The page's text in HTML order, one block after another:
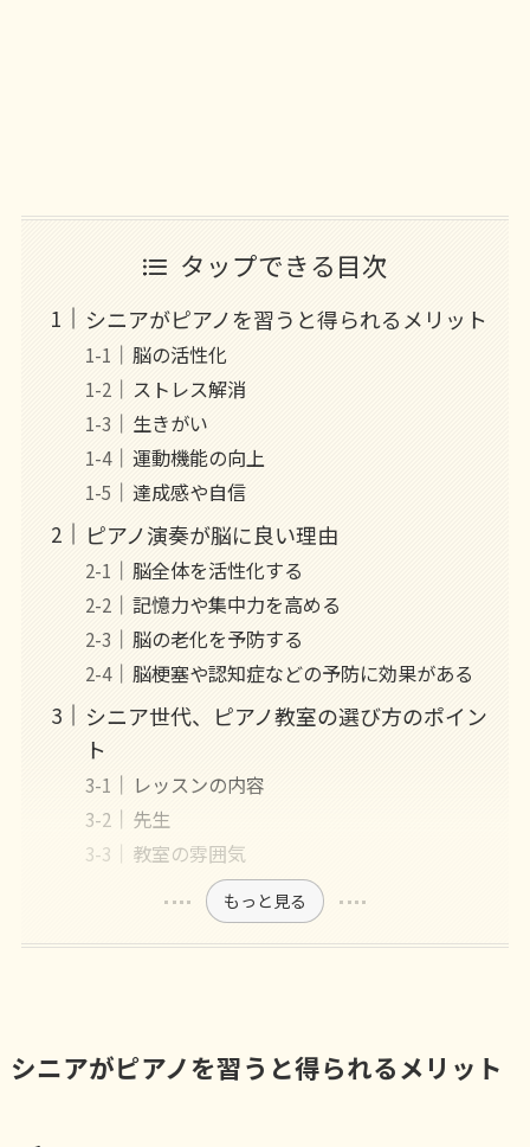
タップできる目次
シニアがピアノを習うと得られるメリット
脳の活性化
ストレス解消
生きがい
運動機能の向上
達成感や自信
ピアノ演奏が脳に良い理由
脳全体を活性化する
記憶力や集中力を高める
脳の老化を予防する
脳梗塞や認知症などの予防に効果がある
シニア世代、ピアノ教室の選び方のポイン
ト
レッスンの内容
先生
教室の雰囲気
もっと見る
シニアがピアノを習うと得られるメリット